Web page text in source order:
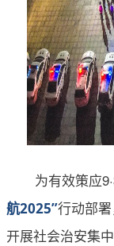
为有效策应
航2025”行动部
开展社会治安集